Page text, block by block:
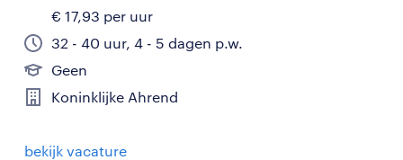
€ 17,93 per uur
32 - 40 uur, 4 - 5 dagen p.w.
Geen
Koninklijke Ahrend
bekijk vacature